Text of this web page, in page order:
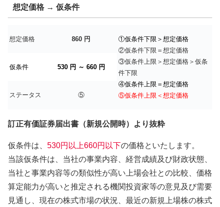
想定価格 → 仮条件
想定価格 860 円
①仮条件下限＞想定価格
②仮条件下限＝想定価格
③仮条件上限＞想定価格＞仮条
件下限
④仮条件上限＝想定価格
⑤仮条件上限＜想定価格
仮条件 530 円 ～ 660 円
ステータス ⑤
訂正有価証券届出書（新規公開時）より抜粋
仮条件は、 530円以上660円以下の価格といたします。
当該仮条件は、当社の事業内容、経営成績及び財政状態、
当社と事業内容等の類似性が高い上場会社との比較、価格
算定能力が高いと推定される機関投資家等の意見及び需要
見通し、現在の株式市場の状況、最近の新規上場株の株式